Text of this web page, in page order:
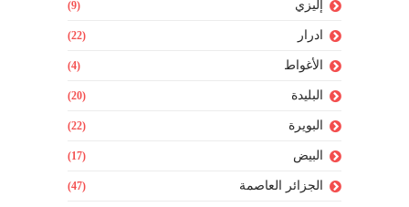
إليزي (9)
ادرار (22)
الأغواط (4)
البليدة (20)
البويرة (22)
البيض (17)
الجزائر العاصمة (47)